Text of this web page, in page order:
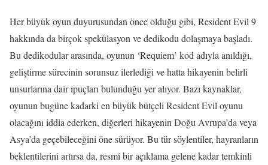
Her büyük oyun duyurusundan önce olduğu gibi, Resident Evil 9
hakkında da birçok spekülasyon ve dedikodu dolaşmaya başladı.
Bu dedikodular arasında, oyunun ‘Requiem’ kod adıyla anıldığı,
geliştirme sürecinin sorunsuz ilerlediği ve hatta hikayenin belirli
unsurlarına dair ipuçları bulunduğu yer alıyor. Bazı kaynaklar,
oyunun bugüne kadarki en büyük bütçeli Resident Evil oyunu
olacağını iddia ederken, diğerleri hikayenin Doğu Avrupa’da veya
Asya’da geçebileceğini öne sürüyor. Bu tür söylentiler, hayranların
beklentilerini artırsa da, resmi bir açıklama gelene kadar temkinli